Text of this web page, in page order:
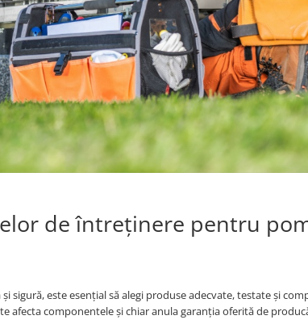
de întreținere pentru
sigură, este esențial să alegi produse adecvate, testate și
afecta componentele și chiar anula garanția oferită de